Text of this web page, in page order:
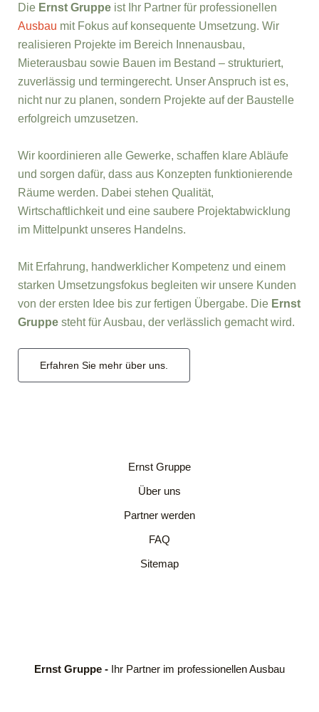
Die Ernst Gruppe ist Ihr Partner für professionellen
Ausbau mit Fokus auf konsequente Umsetzung. Wir
realisieren Projekte im Bereich Innenausbau,
Mieterausbau sowie Bauen im Bestand – strukturiert,
zuverlässig und termingerecht. Unser Anspruch ist es,
nicht nur zu planen, sondern Projekte auf der Baustelle
erfolgreich umzusetzen.
Wir koordinieren alle Gewerke, schaffen klare Abläufe
und sorgen dafür, dass aus Konzepten funktionierende
Räume werden. Dabei stehen Qualität,
Wirtschaftlichkeit und eine saubere Projektabwicklung
im Mittelpunkt unseres Handelns.
Mit Erfahrung, handwerklicher Kompetenz und einem
starken Umsetzungsfokus begleiten wir unsere Kunden
von der ersten Idee bis zur fertigen Übergabe. Die Ernst
Gruppe steht für Ausbau, der verlässlich gemacht wird.
Erfahren Sie mehr über uns.
Ernst Gruppe
Über uns
Partner werden
FAQ
Sitemap
Ernst Gruppe - Ihr Partner im professionellen Ausbau